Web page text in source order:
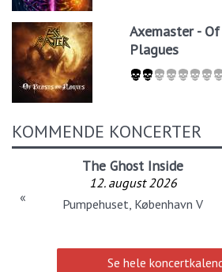
Axemaster -
Plagues
KOMMENDE KONCERTER
The Ghost Inside
12. august 2026
Pumpehuset, København V
«
Se hele